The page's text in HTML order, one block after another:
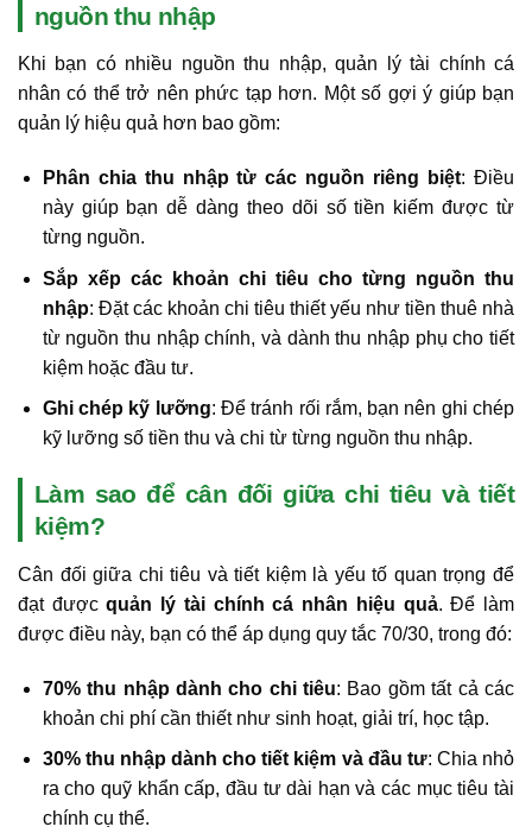
nguồn thu nhập
Khi bạn có nhiều nguồn thu nhập, quản lý tài chính cá
nhân có thể trở nên phức tạp hơn. Một số gợi ý giúp bạn
quản lý hiệu quả hơn bao gồm:
Phân chia thu nhập từ các nguồn riêng biệt: Điều
này giúp bạn dễ dàng theo dõi số tiền kiếm được từ
từng nguồn.
Sắp xếp các khoản chi tiêu cho từng nguồn thu
nhập: Đặt các khoản chi tiêu thiết yếu như tiền thuê nhà
từ nguồn thu nhập chính, và dành thu nhập phụ cho tiết
kiệm hoặc đầu tư.
Ghi chép kỹ lưỡng: Để tránh rối rắm, bạn nên ghi chép
kỹ lưỡng số tiền thu và chi từ từng nguồn thu nhập.
Làm sao để cân đối giữa chi tiêu và tiết
kiệm?
Cân đối giữa chi tiêu và tiết kiệm là yếu tố quan trọng để
đạt đượcquản lý tài chính cá nhân hiệu quả. Để làm
được điều này, bạn có thể áp dụng quy tắc 70/30, trong đó:
70% thu nhập dành cho chi tiêu: Bao gồm tất cả các
khoản chi phí cần thiết như sinh hoạt, giải trí, học tập.
30% thu nhập dành cho tiết kiệm và đầu tư: Chia nhỏ
ra cho quỹ khẩn cấp, đầu tư dài hạn và các mục tiêu tài
chính cụ thể.